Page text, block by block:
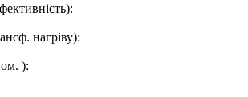
нагріву):
):